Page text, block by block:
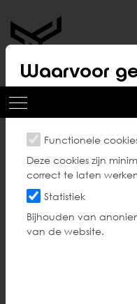
main
content
Waarvoor
cookies?
Functionele
Deze cookies zijn
correct te laten
Statistiek
Bijhouden van
van de website.